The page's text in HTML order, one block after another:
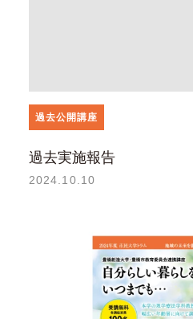
過去公開講座
過去実施報告
2024.10.10